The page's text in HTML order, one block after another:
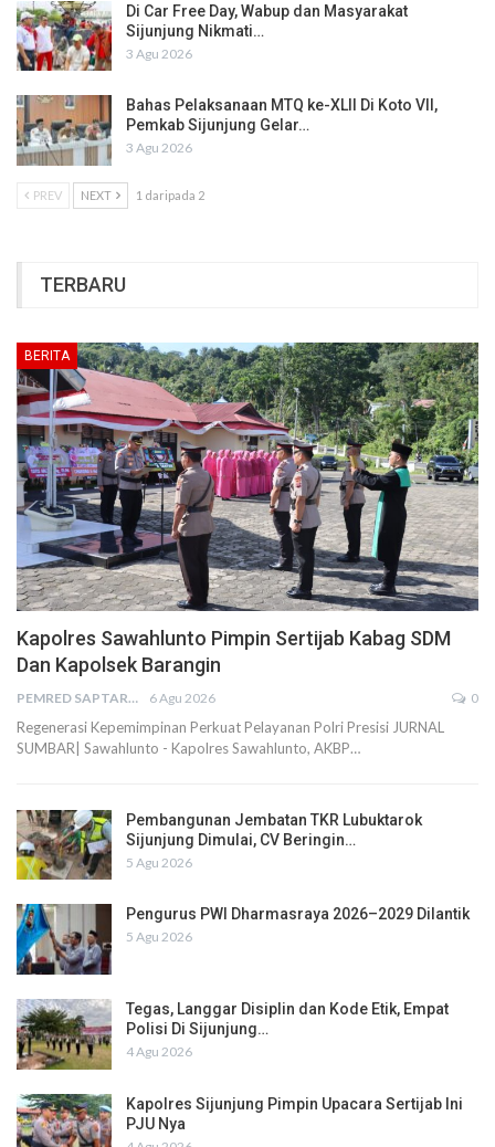
Di Car Free Day, Wabup dan Masyarakat
Sijunjung Nikmati…
3 Agu 2026
Bahas Pelaksanaan MTQ ke-XLII Di Koto VII,
Pemkab Sijunjung Gelar…
3 Agu 2026
PREV NEXT 1 daripada 2
TERBARU
BERITA
Kapolres Sawahlunto Pimpin Sertijab Kabag SDM
Dan Kapolsek Barangin
PEMRED SAPTARIUS 6 Agu 2026 0
Regenerasi Kepemimpinan Perkuat Pelayanan Polri Presisi JURNAL
SUMBAR| Sawahlunto - Kapolres Sawahlunto, AKBP…
Pembangunan Jembatan TKR Lubuktarok
Sijunjung Dimulai, CV Beringin…
5 Agu 2026
Pengurus PWI Dharmasraya 2026–2029 Dilantik
5 Agu 2026
Tegas, Langgar Disiplin dan Kode Etik, Empat
Polisi Di Sijunjung…
4 Agu 2026
Kapolres Sijunjung Pimpin Upacara Sertijab Ini
PJU Nya